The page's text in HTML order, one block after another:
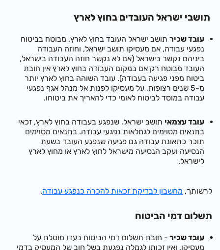
תושבי ישראל העובדים בחוץ לארץ
עובד שכירתושב ישראל העובד בחוץ לארץ, מבוטח בביטוח
נפגעי עבודה, אם מעסיקו תושב ישראל, וחוזה העבודה
ביניהם נקשר בישראל (אם לא נקשר חוזה העבודה בישראל,
העובד מבוטח רק אם במקום העבודה בחוץ לארץ אין חובת
ביטוח מפני פגיעה בעבודה). עובד השוהה בחוץ לארץ יותר
מ-5 שנים רצופות, על מעסיקו לפנות אל מנהל אגף נפגעי
עבודה במוסד לביטוח לאומי כדי להאריך את ביטוחו.
עובד עצמאיתושב ישראל, שנפגע בעבודה בחוץ לארץ, זכאי
בתנאים מסוימים לגמלאות נפגעי עבודה. בתנאים מסוימים
תוכר כתאונת עבודה גם פגיעה שנפגע העובד בשעת
הנסיעה ועקב הנסיעה מישראל לחוץ לארץ או מחוץ לארץ
לישראל.
לרשותך,מחשבון לבדיקת זכאות להכרה כנפגע עבודה.
תשלום דמי הביטוח
עובד שכיר- חובת תשלום דמי הביטוח בעדו מוטלת על
מעסיקו, ואין זכותו לגמלה נפגעת בשל חוב של המעסיק בדמי